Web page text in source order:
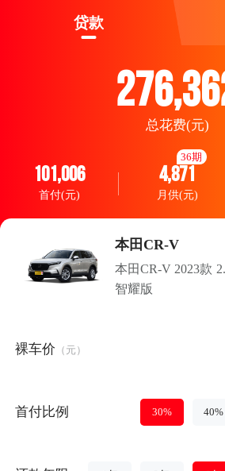
贷款
总花费(元)
101,006
首付(元)
4,871
月供(元)
36期
本田CR-V
本田CR-V 2023款
智耀版
裸车价 （元）
首付比例 30% 40%